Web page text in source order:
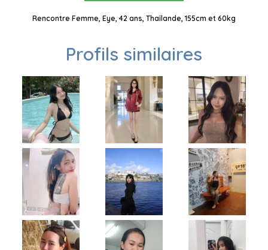
Rencontre Femme, Eye, 42 ans, Thaïlande, 155cm et 60kg
Profils similaires